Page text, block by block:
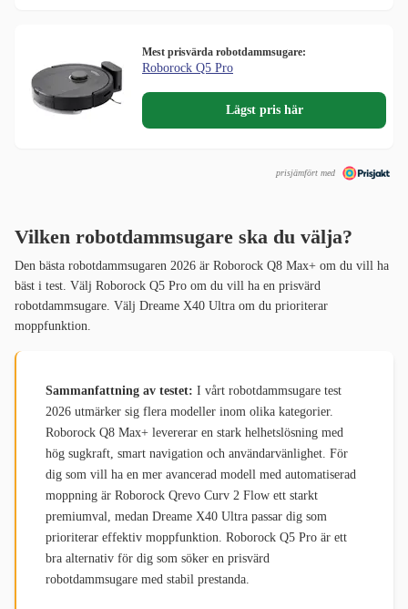
Mest prisvärda robotdammsugare:
Roborock Q5 Pro
Lägst pris här
prisjämfört med
Vilken robotdammsugare ska du välja?
Den bästa robotdammsugaren 2026 är Roborock Q8 Max+ om du vill ha
bäst i test. Välj Roborock Q5 Pro om du vill ha en prisvärd
robotdammsugare. Välj Dreame X40 Ultra om du prioriterar
moppfunktion.
Sammanfattning av testet: I vårt robotdammsugare test
2026 utmärker sig flera modeller inom olika kategorier.
Roborock Q8 Max+ levererar en stark helhetslösning med
hög sugkraft, smart navigation och användarvänlighet. För
dig som vill ha en mer avancerad modell med automatiserad
moppning är Roborock Qrevo Curv 2 Flow ett starkt
premiumval, medan Dreame X40 Ultra passar dig som
prioriterar effektiv moppfunktion. Roborock Q5 Pro är ett
bra alternativ för dig som söker en prisvärd
robotdammsugare med stabil prestanda.